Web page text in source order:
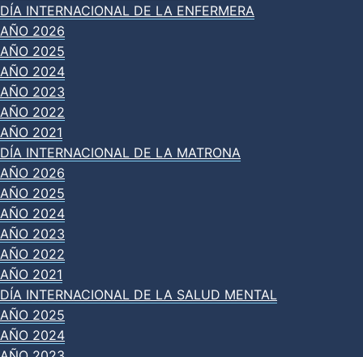
DÍA INTERNACIONAL DE LA ENFERMERA
AÑO 2026
AÑO 2025
AÑO 2024
AÑO 2023
AÑO 2022
AÑO 2021
DÍA INTERNACIONAL DE LA MATRONA
AÑO 2026
AÑO 2025
AÑO 2024
AÑO 2023
AÑO 2022
AÑO 2021
DÍA INTERNACIONAL DE LA SALUD MENTAL
AÑO 2025
AÑO 2024